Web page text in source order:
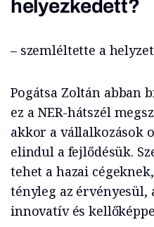
helyezkedett?
– szemléltette a
Pogátsa Zoltán abban
ez a NER-hátszél
akkor a vállalkozások
elindul a fejlődésük.
tehet a hazai
tényleg az érvényesül,
innovatív és